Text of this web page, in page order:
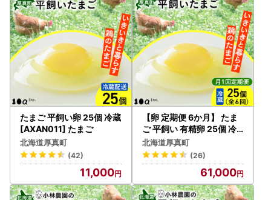
ご自身で申請書をダウンロードしていただき、提出いただい
ても問題ございません。下記URLをご利用ください。
https://www.soumu.go.jp/main_content/000397109.pdf
※申請書提出の際は個人番号を確認する書類と顔写真付きの
身分証明書の添付が必要となります。
●申請書送付先住所●
〒061-1394
北海道恵庭市京町56-1恵庭ビル503
中央コンピューターサービス株式会社
恵庭ビジネスデザインセンター内
ふるさと納税BPO担当(厚真町)宛
【書類の発送について】
入金確認後、2週間程度で送付いたします。
たまご 平飼い卵 25個 冷蔵
[AXAN011] たまご
北海道厚真町
(42)
11,000
【卵 定期便 6か月】 たま
ご 平飼い 有精卵 25個 冷
蔵 [AXAN005]
北海道厚真町
(26)
61,000